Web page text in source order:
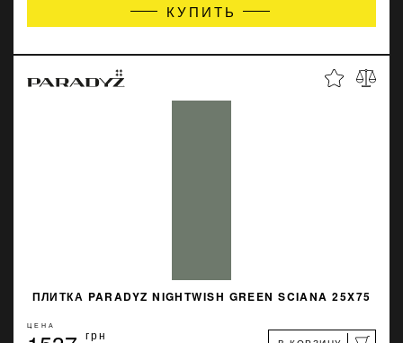
КУПИТЬ
ПЛИТКА PARADYZ NIGHTWISH GREEN SCIANA 25X75
ЦЕНА
грн